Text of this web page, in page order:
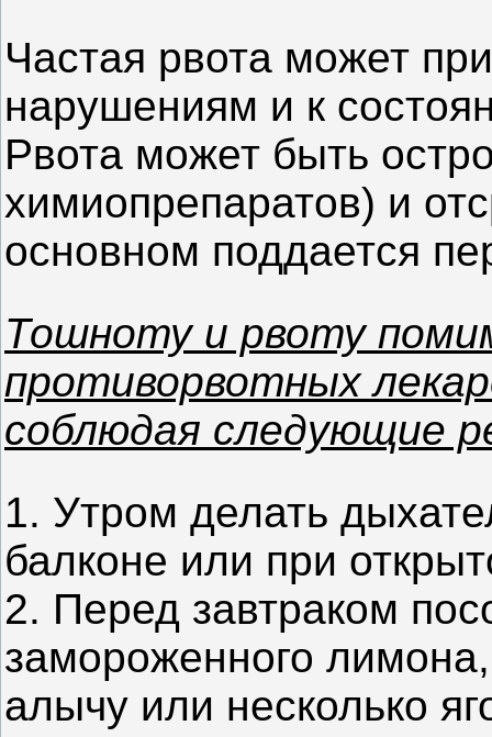
Частая рвота может
нарушениям и к
Рвота может быть
химиопрепаратов) и
основном поддается
Тошноту и рвоту
противорвотных
соблюдая следующие
1. Утром делать
балконе или при
2. Перед завтраком
замороженного
алычу или несколько